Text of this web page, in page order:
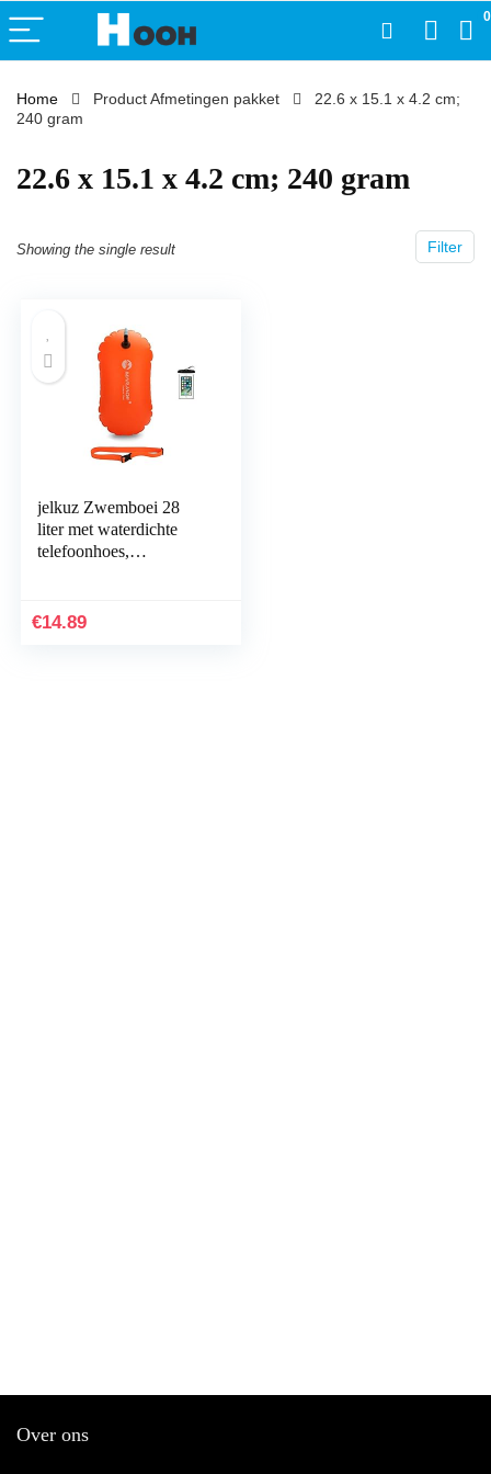
0
Home Product Afmetingen pakket
‎22.6 x 15.1 x 4.2 cm;
240 gram
‎22.6 x 15.1 x 4.2 cm; 240 gram
Filter
Showing the single result
jelkuz Zwemboei 28
liter met waterdichte
telefoonhoes,
€14.89
Over ons